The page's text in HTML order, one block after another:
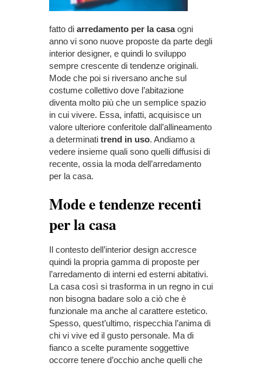
fatto di arredamento per la casaogni
anno vi sono nuove proposte da parte degli
interior designer, e quindi lo sviluppo
sempre crescente di tendenze originali.
Mode che poi si riversano anche sul
costume collettivo dove l’abitazione
diventa molto più che un semplice spazio
in cui vivere. Essa, infatti, acquisisce un
valore ulteriore conferitole dall’allineamento
a determinati trend in uso. Andiamo a
vedere insieme quali sono quelli diffusisi di
recente, ossia la moda dell’arredamento
per la casa.
Mode e tendenze recenti
per la casa
Il contesto dell’interior design accresce
quindi la propria gamma di proposte per
l’arredamento di interni ed esterni abitativi.
La casa così si trasforma in un regno in cui
non bisogna badare solo a ciò che è
funzionale ma anche al carattere estetico.
Spesso, quest’ultimo, rispecchia l’anima di
chi vi vive ed il gusto personale. Ma di
fianco a scelte puramente soggettive
occorre tenere d’occhio anche quelli che